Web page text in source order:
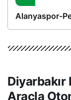
Alanyaspor-
Diyarbakır
Araçla